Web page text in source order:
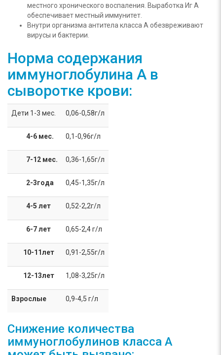
местного хронического воспаления. Выработка Иг А
обеспечивает местный иммунитет.
Внутри организма антитела класса А обезвреживают
вирусы и бактерии.
Норма содержания
иммуноглобулина А в
сыворотке крови:
Дети 1-3 мес. 0,06-0,58г/л
4-6 мес. 0,1-0,96г/л
7-12 мес. 0,36-1,65г/л
2-3года 0,45-1,35г/л
4-5 лет 0,52-2,2г/л
6-7 лет 0,65-2,4 г/л
10-11лет 0,91-2,55г/л
12-13лет 1,08-3,25г/л
Взрослые 0,9-4,5 г/л
Снижение количества
иммуноглобулинов класса А